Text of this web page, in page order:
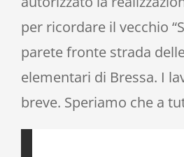
per ricordare il vecchio
parete fronte strada
elementari di Bressa. I
breve. Speriamo che a